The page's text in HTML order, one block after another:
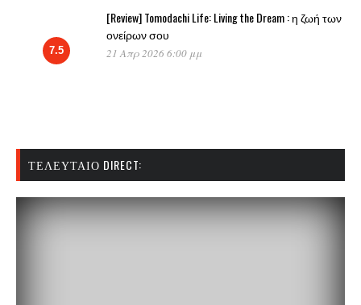
7.5
[Review] Tomodachi Life: Living the Dream : η ζωή των
ονείρων σου
21 Απρ 2026 6:00 μμ
ΤΕΛΕΥΤΑΊΟ DIRECT: